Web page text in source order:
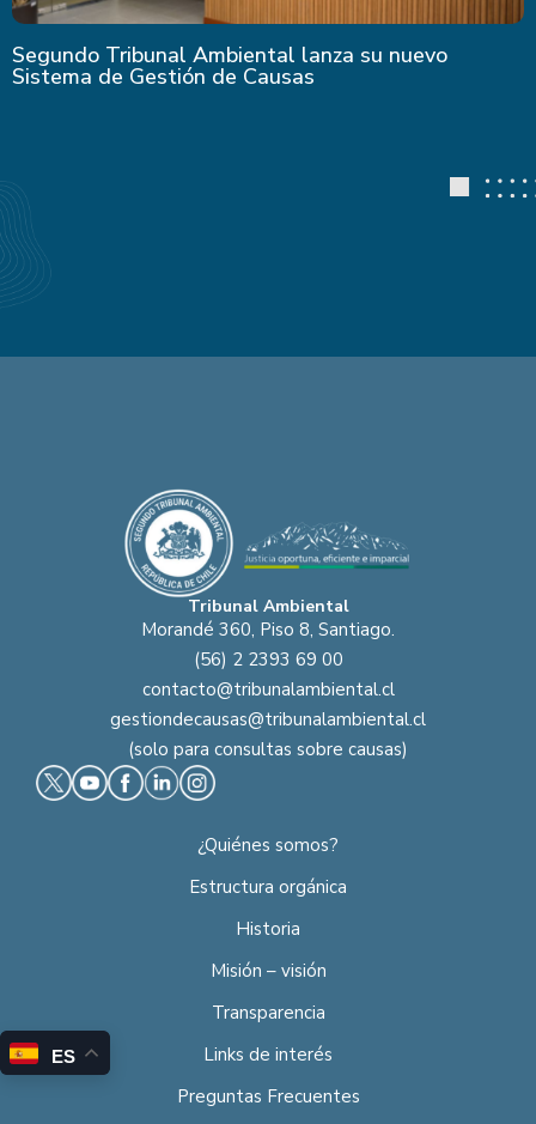
Segundo Tribunal Ambiental lanza su nuevo
Sistema de Gestión de Causas
Tribunal Ambiental
Morandé 360, Piso 8, Santiago.
(56) 2 2393 69 00
contacto@tribunalambiental.cl
gestiondecausas@tribunalambiental.cl
(solo para consultas sobre causas)
¿Quiénes somos?
Estructura orgánica
Historia
Misión – visión
Transparencia
Links de interés
Preguntas Frecuentes
ES